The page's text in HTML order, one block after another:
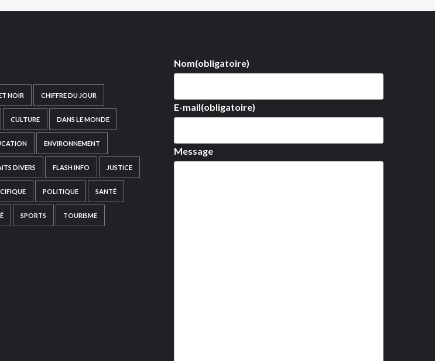
NOIR CHIFFRE DU JOUR
CULTURE DANS LE MONDE
ENVIRONNEMENT
DIVERS FLASH INFO JUSTICE
POLITIQUE SANTÉ
SPORTS TOURISME
Nom(obligatoire)
E-mail(obligatoire)
Message